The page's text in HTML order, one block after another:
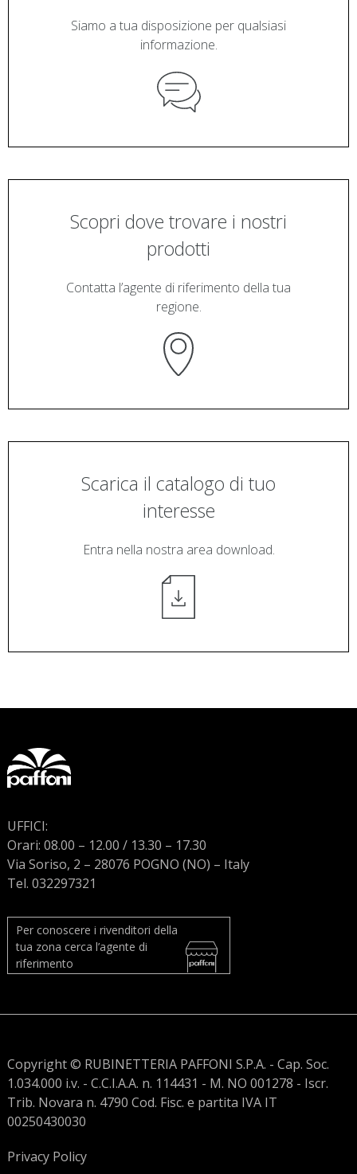
Siamo a tua disposizione per qualsiasi
informazione.
Scopri dove trovare i nostri
prodotti
Contatta l’agente di riferimento della tua
regione.
Scarica il catalogo di tuo
interesse
Entra nella nostra area download.
UFFICI:
Orari: 08.00 – 12.00 / 13.30 – 17.30
Via Soriso, 2 – 28076 POGNO (NO) – Italy
Tel. 032297321
Per conoscere i rivenditori della
tua zona cerca l’agente di
riferimento
Copyright © RUBINETTERIA PAFFONI S.P.A. - Cap. Soc.
1.034.000 i.v. - C.C.I.A.A. n. 114431 - M. NO 001278 - Iscr.
Trib. Novara n. 4790 Cod. Fisc. e partita IVA IT
00250430030
Privacy Policy